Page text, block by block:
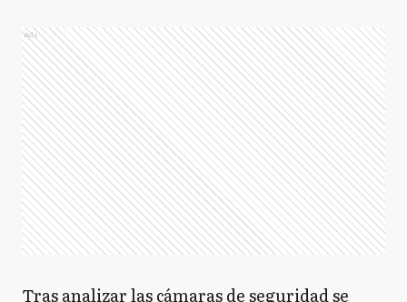
Ads
Tras analizar las cámaras de seguridad se